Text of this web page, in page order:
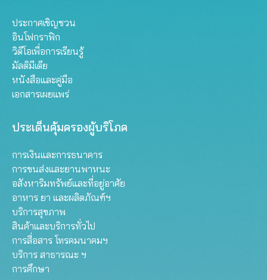
ประกาศเชิญชวน
อินโฟกราฟิก
วิดีโอเพื่อการเรียนรู้
มัลติมีเดีย
หนังสือและคู่มือ
เอกสารเผยแพร่
ประเด็นคุ้มครองผู้บริโภค
การเงินและการธนาคาร
การขนส่งและยานพาหนะ
อสังหาริมทรัพย์และที่อยู่อาศัย
อาหาร ยา และผลิตภัณฑ์ฯ
บริการสุขภาพ
สินค้าและบริการทั่วไป
การสื่อสาร โทรคมนาคมฯ
บริการ สาธารณะ ฯ
การศึกษา